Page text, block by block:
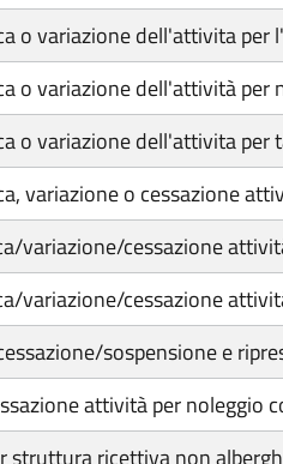
o variazione dell'attivita
o variazione dell'attività per
o variazione dell'attivita per
variazione o cessazione
variazione/cessazione
variazione/cessazione
sospensione e
attività per noleggio
struttura ricettiva non